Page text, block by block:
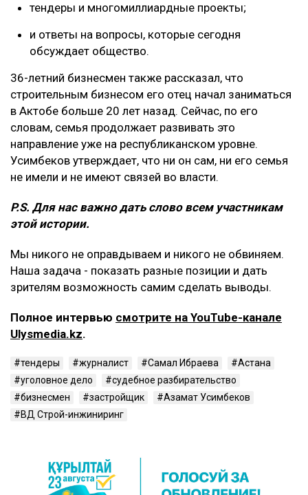
тендеры и многомиллиардные проекты;
и ответы на вопросы, которые сегодня
обсуждает общество.
36-летний бизнесмен также рассказал, что
строительным бизнесом его отец начал заниматься
в Актобе больше 20 лет назад. Сейчас, по его
словам, семья продолжает развивать это
направление уже на республиканском уровне.
Усимбеков утверждает, что ни он сам, ни его семья
не имели и не имеют связей во власти.
P.S. Для нас важно дать слово всем участникам
этой истории.
Мы никого не оправдываем и никого не обвиняем.
Наша задача - показать разные позиции и дать
зрителям возможность самим сделать выводы.
Полное интервью смотрите на YouTube-канале
Ulysmedia.kz.
тендеры журналист Самал Ибраева
Астана
уголовное дело
судебное разбирательство
бизнесмен
застройщик
Азамат Усимбеков
ВД Строй-инжиниринг